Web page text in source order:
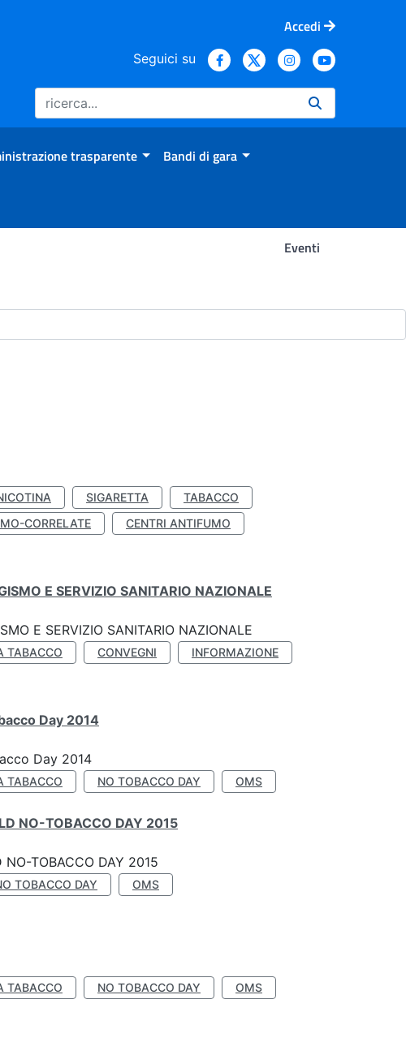
Accedi
Seguici su
trasparente Bandi di gara
Eventi
SIGARETTA
TABACCO
CORRELATE
CENTRI ANTIFUMO
E SERVIZIO SANITARIO NAZIONALE
E SERVIZIO SANITARIO NAZIONALE
TABACCO CONVEGNI
INFORMAZIONE
Day 2014
Day 2014
TABACCO NO TOBACCO DAY OMS
NO-TOBACCO DAY 2015
NO-TOBACCO DAY 2015
TOBACCO DAY OMS
TABACCO NO TOBACCO DAY OMS